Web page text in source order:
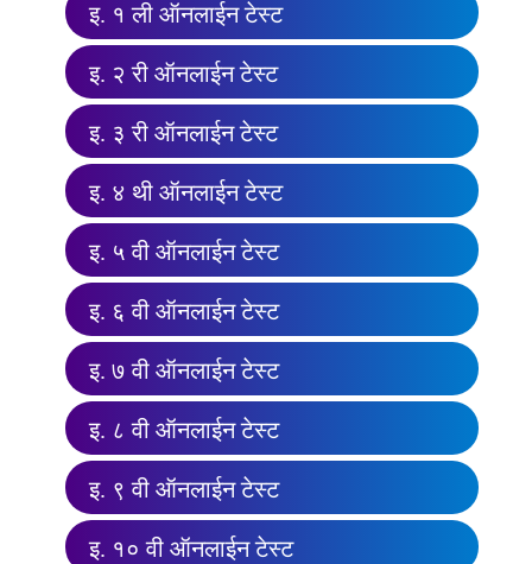
इ. १ ली ऑनलाईन टेस्ट
इ. २ री ऑनलाईन टेस्ट
इ. ३ री ऑनलाईन टेस्ट
इ. ४ थी ऑनलाईन टेस्ट
इ. ५ वी ऑनलाईन टेस्ट
इ. ६ वी ऑनलाईन टेस्ट
इ. ७ वी ऑनलाईन टेस्ट
इ. ८ वी ऑनलाईन टेस्ट
इ. ९ वी ऑनलाईन टेस्ट
इ. १० वी ऑनलाईन टेस्ट